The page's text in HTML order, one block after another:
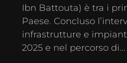
Ibn Battouta) è tra i
Paese. Concluso
infrastrutture e
2025 e nel percorso di...